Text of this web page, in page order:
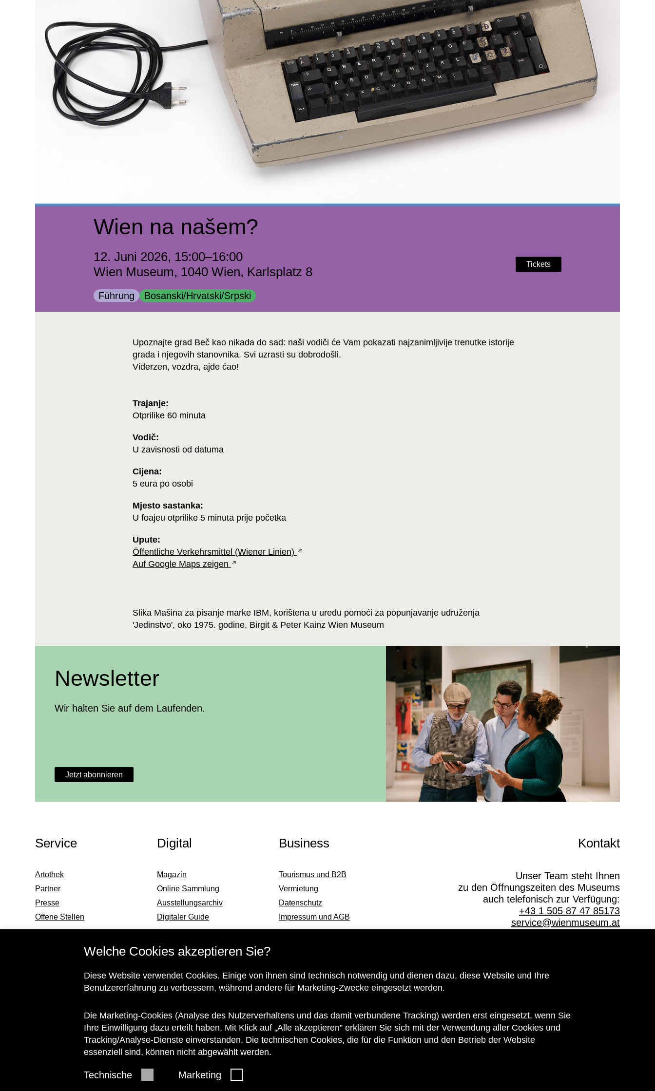
Welche Cookies akzeptieren Sie?
Diese Website verwendet Cookies. Einige von ihnen sind technisch notwendig und dienen dazu, diese Website und Ihre
Benutzererfahrung zu verbessern, während andere für Marketing-Zwecke eingesetzt werden.
Die Marketing-Cookies (Analyse des Nutzerverhaltens und das damit verbundene Tracking) werden erst eingesetzt, wenn Sie
Ihre Einwilligung dazu erteilt haben. Mit Klick auf „Alle akzeptieren” erklären Sie sich mit der Verwendung aller Cookies und
Tracking/Analyse-Dienste einverstanden. Die technischen Cookies, die für die Funktion und den Betrieb der Website
essenziell sind, können nicht abgewählt werden.
Technische Marketing
Wien na našem?
12. Juni 2026, 15:00–16:00
Wien Museum, 1040 Wien, Karlsplatz 8
Tickets
Kategorie:
Führung Kategorie:
Bosanski/Hrvatski/Srpski
Upoznajte grad Beč kao nikada do sad: naši vodiči će Vam pokazati najzanimljivije trenutke istorije
grada i njegovih stanovnika. Svi uzrasti su dobrodošli.
Viderzen, vozdra, ajde ćao!
Trajanje:
Otprilike 60 minuta
Vodič:
U zavisnosti od datuma
Cijena:
5 eura po osobi
Mjesto sastanka:
U foajeu otprilike 5 minuta prije početka
Upute:
Öffentliche Verkehrsmittel (Wiener Linien)
Auf Google Maps zeigen
Slika Mašina za pisanje marke IBM, korištena u uredu pomoći za popunjavanje udruženja
'Jedinstvo', oko 1975. godine, Birgit & Peter Kainz Wien Museum
Newsletter
Wir halten Sie auf dem Laufenden.
Jetzt abonnieren
Weitere Themen
Service
Artothek
Partner
Presse
Offene Stellen
Digital
Magazin
Online Sammlung
Ausstellungsarchiv
Digitaler Guide
Business
Tourismus und B2B
Vermietung
Datenschutz
Impressum und AGB
Kontakt
Unser Team steht Ihnen
zu den Öffnungszeiten des Museums
auch telefonisch zur Verfügung:
+43 1 505 87 47 85173
service@wienmuseum.at
Informationen zu ihrem barrierefreien Besuch
und Barrierefreiheitserklärung
Subventionsgeber Hauptsponsor
© 2026 Wien Museum